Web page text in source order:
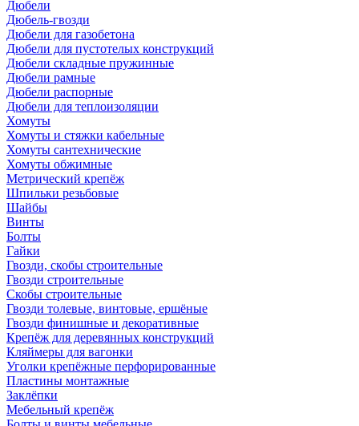
Дюбели
Дюбель-гвозди
Дюбели для газобетона
Дюбели для пустотелых конструкций
Дюбели складные пружинные
Дюбели рамные
Дюбели распорные
Дюбели для теплоизоляции
Хомуты
Хомуты и стяжки кабельные
Хомуты сантехнические
Хомуты обжимные
Метрический крепёж
Шпильки резьбовые
Шайбы
Винты
Болты
Гайки
Гвозди, скобы строительные
Гвозди строительные
Скобы строительные
Гвозди толевые, винтовые, ершёные
Гвозди финишные и декоративные
Крепёж для деревянных конструкций
Кляймеры для вагонки
Уголки крепёжные перфорированные
Пластины монтажные
Заклёпки
Мебельный крепёж